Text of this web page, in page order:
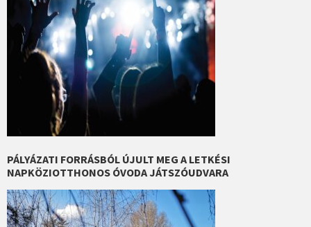
PÁLYÁZATI FORRÁSBÓL ÚJULT MEG A LETKÉSI
NAPKÖZIOTTHONOS ÓVODA JÁTSZÓUDVARA